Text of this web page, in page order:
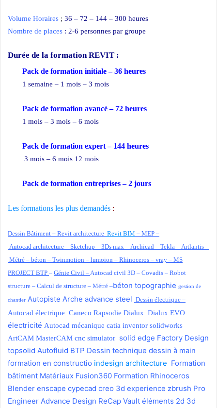
Volume Horaires ; 36 – 72 – 144 – 300 heures
Nombre de places : 2-6 personnes par groupe
Durée de la formationREVIT :
Pack de formation initiale – 36 heures
1 semaine – 1 mois – 3 mois
Pack de formation avancé – 72 heures
1 mois – 3 mois – 6 mois
Pack de formation expert – 144 heures
3 mois – 6 mois 12 mois
Pack de formation entreprises– 2 jours
Les formations les plus demandés :
Dessin Bâtiment – Revit architecture Revit BIM – MEP –
Autocad architecture – Sketchup – 3Ds max – Archicad – Tekla – Artlantis –
Métré – béton – Twinmotion – lumoion – Rhinoceros – vray – MS
PROJECT BTP – Génie Civil – Autocad civil 3D – Covadis – Robot
structure – Calcul de structure – Métré –béton topographie gestion de
chantier Autopiste Arche advance steel Dessin électrique –
Autocad électrique Caneco Rapsodie Dialux Dialux EVO
électricité Autocad mécanique catia inventor solidworks
ArtCAM MasterCAM cnc simulator solid edge Factory Design
topsolid Autofluid BTP Dessin technique dessin à main
formation en constructio indesign architecture Formation
bâtiment Matériaux Fusion360 Formation Rhinoceros
Blender enscape cypecad creo 3d experience zbrush Pro
Engineer Advance Design ReCap Vault éléments 2d 3d